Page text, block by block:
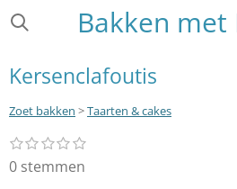
Ga
de
hoofdinhoud
Bakken met
Kersenclafoutis
Zoet bakken >Taarten & cakes
R
a
1
s
t
2
t
3
t
4
t
5
t
S
0 stemmen